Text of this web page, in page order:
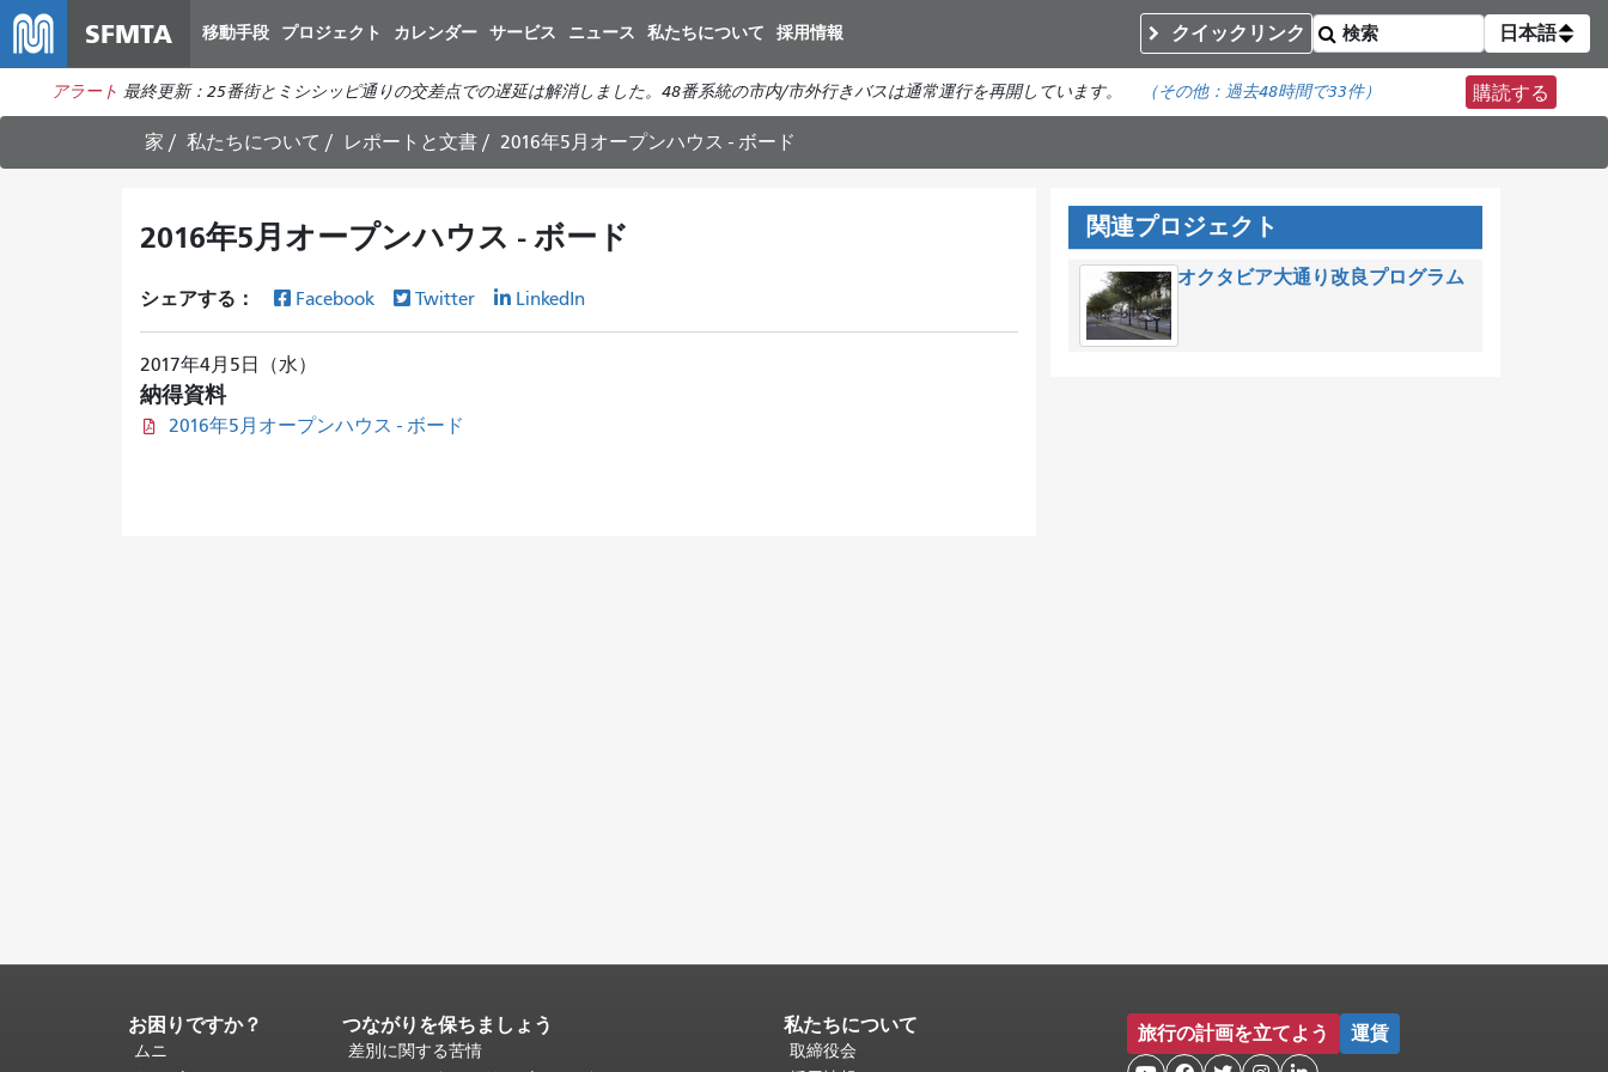
イ
ン
コ
SFMTA 移動手段 プロジェクト カレンダー サービス ニュース 私たちについて 採用情報 クイックリンク 日本語
アラート 最終更新：25番街とミシシッピ通りの交差点での遅延は解消しました。48番系統の市内/市外行きバスは通常運行を再開しています。 （その他： 過去48時間で33件） 購読する
家 私たちについて レポートと文書 2016年5月オープンハウス - ボード
2016年5月オープンハウス - ボード
シェアする： Facebook Twitter LinkedIn
2017年4月5日（水）
納得資料
2016年5月オープンハウス - ボード
関連プロジェクト
オクタビア大通り改良プログラム
ペ
ー
お困りですか？
ムニ
つながりを保ちましょう
差別に関する苦情
私たちについて
取締役会
旅行の計画を立てよう 運賃